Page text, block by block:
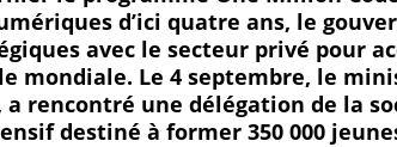
d’ici quatre ans, le
avec le secteur privé pour
mondiale. Le 4 septembre, le
rencontré une délégation de la
destiné à former 350 000